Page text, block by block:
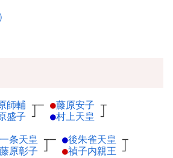
師輔 ┬
盛子 ┘
─ ●藤原安子 ┬
●村上天皇 ┘
一条天皇 ┬
藤原彰子 ┘
─ ●後朱雀天皇 ┬
●禎子内親王 ┘